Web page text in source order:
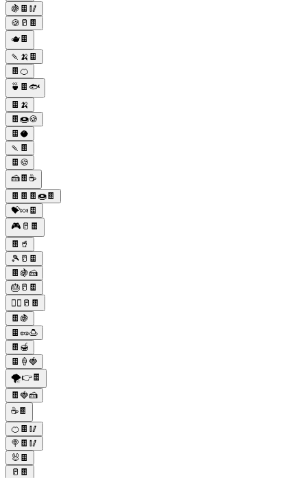
🍇🍫🥢
🍪🥛🍫
🫖🍫
🍡🍌🍫
🍫🍊
🍵🍫🐟
🍫🍌
🍫🍩🍪
🍫🥥
🍡🍫
🍫🍪
🍰🍫☕️
🍫🍫🍫🍩🍫
💝🍬🍫
🎮🥛🍫
🍫🥤
🎾🥛🍫
🍫🍇🍰
🎂🥛🍫
🏃‍♂️🥛🍫
🍫🍇
🍫🥜🍮
🍫🍯
🍫🍦🍓
🌪️👉🍫
🍫🍓🍰
☕️🍫
🍊🍫🥢
🍭🍫🥢
🐰🍫
🥛🍫